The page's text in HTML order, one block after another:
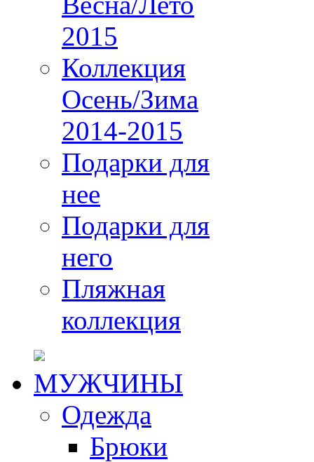
2015
Коллекция
Осень/Зима
2014-2015
Подарки для
нее
Подарки для
него
Пляжная
коллекция
МУЖЧИНЫ
Одежда
Брюки